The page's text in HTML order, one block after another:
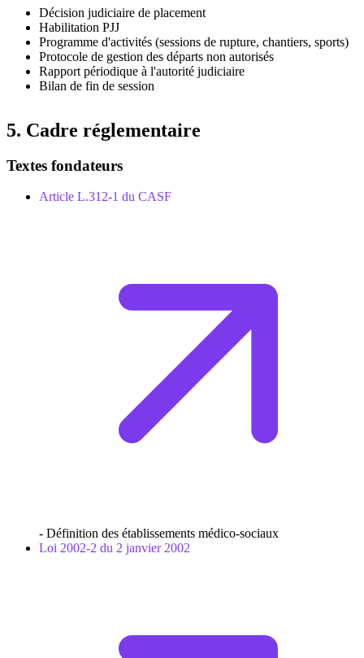
Décision judiciaire de placement
Habilitation PJJ
Programme d'activités (sessions de rupture, chantiers, sports)
Protocole de gestion des départs non autorisés
Rapport périodique à l'autorité judiciaire
Bilan de fin de session
5. Cadre réglementaire
Textes fondateurs
Article L.312-1 du CASF
- Définition des établissements médico-sociaux
Loi 2002-2 du 2 janvier 2002